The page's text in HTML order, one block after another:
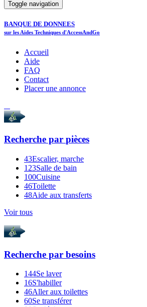
Toggle navigation
BANQUE DE DONNEES
sur les Aides Techniques d'AccessAndGo
Accueil
Aide
FAQ
Contact
Placer une annonce
Recherche par pièces
43Escalier, marche
123Salle de bain
100Cuisine
46Toilette
48Aide aux transferts
Voir tous
Recherche par besoins
144Se laver
16S'habiller
46Aller aux toilettes
60Se transférer